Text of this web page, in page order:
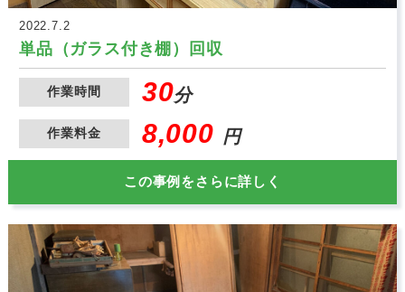
2022.7.2
単品（ガラス付き棚）回収
作業時間 30分
作業料金 8,000 円
この事例をさらに詳しく